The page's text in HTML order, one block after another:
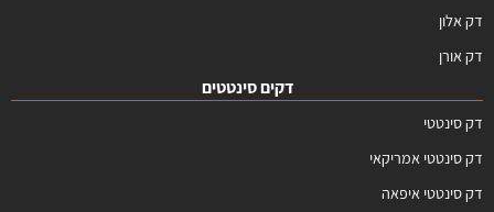
דק אלון
דק אורן
דקים סינטטים
דק סינטטי
דק סינטטי אמריקאי
דק סינטטי איפאה